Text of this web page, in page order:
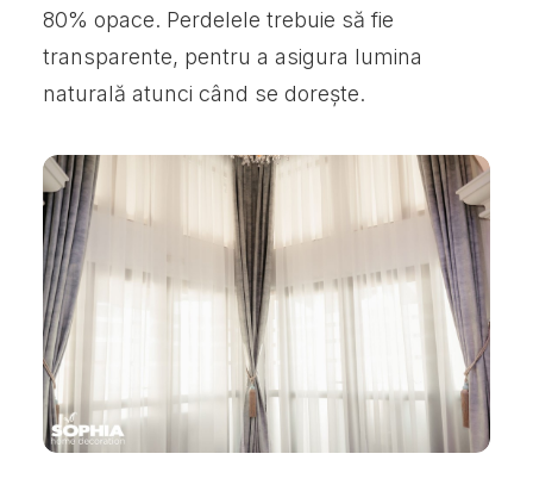
80% opace. Perdelele trebuie să fie
transparente, pentru a asigura lumina
naturală atunci când se dorește.